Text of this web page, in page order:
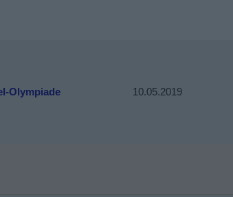
Olympiade 10.05.2019